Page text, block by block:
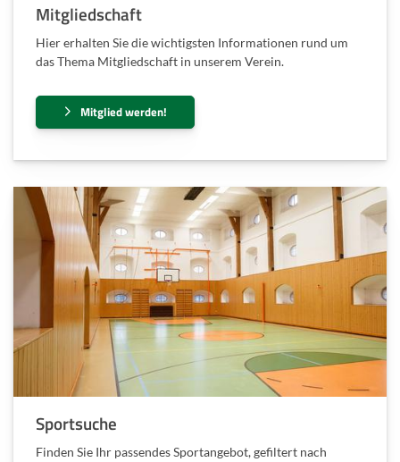
Mitgliedschaft
Hier erhalten Sie die wichtigsten Informationen rund um
das Thema Mitgliedschaft in unserem Verein.
Mitglied werden!
Sportsuche
Finden Sie Ihr passendes Sportangebot, gefiltert nach